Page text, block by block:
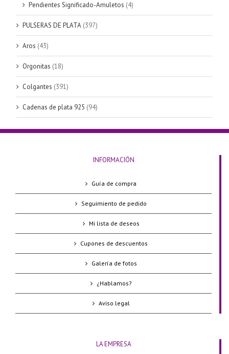
Pendientes Significado-Amuletos (4)
PULSERAS DE PLATA (397)
Aros (43)
Orgonitas (18)
Colgantes (391)
Cadenas de plata 925 (94)
INFORMACIÓN
Guía de compra
Seguimiento de pedido
Mi lista de deseos
Cupones de descuentos
Galería de fotos
¿Hablamos?
Aviso legal
LA EMPRESA